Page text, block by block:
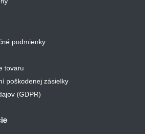
podmienky
tovaru
poškodenej zásielky
(GDPR)